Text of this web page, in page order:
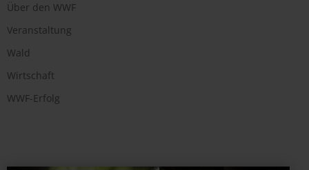
Über den WWF
Veranstaltung
Wald
Wirtschaft
WWF-Erfolg